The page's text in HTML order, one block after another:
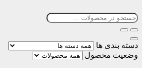
دسته بندی ها
وضعیت محصول